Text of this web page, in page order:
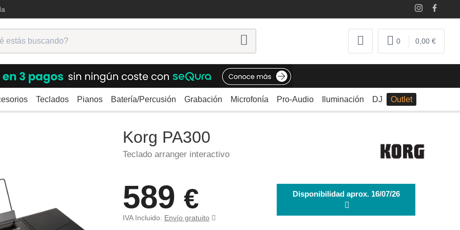
0 0,00 €
Teclados Pianos Batería/Percusión Grabación Microfonía Pro-Audio Iluminación DJ Outlet
Korg PA300
Korg PA300
Teclado arranger interactivo
589 €
IVA Incluido. Envío gratuito
Disponibilidad aprox. 16/07/26